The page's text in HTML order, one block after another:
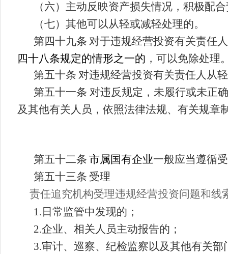
（六）主动反映资产损失情况，积极配
（七）其他可以从轻或减轻处理的。
第四十九条 对于违规经营投资有关责任
四十八条规定的情形之一的 ，可以免除处理
第五十条 对违规经营投资有关责任人从
第五十一条 对违反规定，未履行或未正
及其他有关人员，依照法律法规、有关规章
第五十二条 市属国有企业一般应当遵循
第五十三条 受理
责任追究机构受理违规经营投资问题和
1. 日常监管中发现的；
2.企业、相关人员主动报告的；
3.审计、巡察、纪检监察以及其他有关部